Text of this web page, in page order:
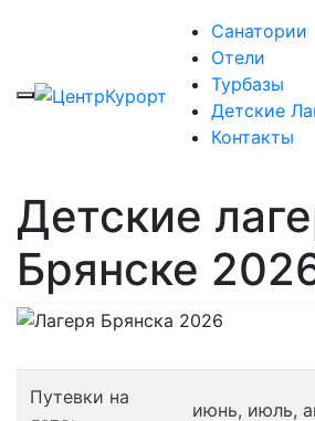
Санатории
Отели
Турбазы
Детские
Контакты
Детские
Брянске
Путевки на
июнь, июль,